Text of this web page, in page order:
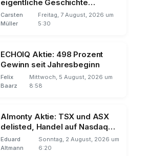
eigentliche Geschichte
übersieht
Carsten
Müller
Freitag, 7 August, 2026 um
5:30
ECHOIQ Aktie: 498 Prozent
Gewinn seit Jahresbeginn
Felix
Baarz
Mittwoch, 5 August, 2026 um
8:58
Almonty Aktie: TSX und ASX
delisted, Handel auf Nasdaq
und Frankfurt
Eduard
Altmann
Sonntag, 2 August, 2026 um
6:20